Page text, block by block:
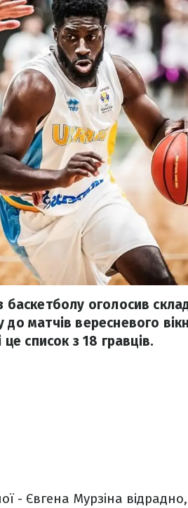
баскетболу оголосив
матчів вересневого
список з 18 гравців.
- Євгена Мурзіна